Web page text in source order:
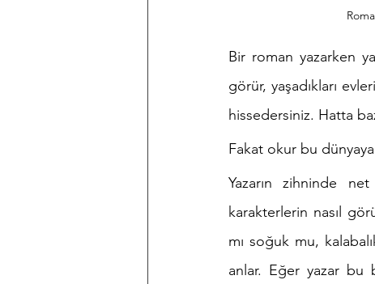
Bir roman yazarken
görür, yaşadıkları
hissedersiniz. Hatta
Fakat okur bu
Yazarın zihninde
karakterlerin nasıl
mı soğuk mu,
anlar. Eğer yazar bu